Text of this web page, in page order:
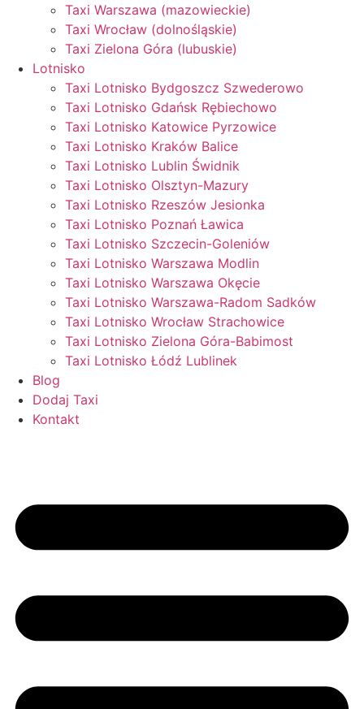
Taxi Warszawa (mazowieckie)
Taxi Wrocław (dolnośląskie)
Taxi Zielona Góra (lubuskie)
Lotnisko
Taxi Lotnisko Bydgoszcz Szwederowo
Taxi Lotnisko Gdańsk Rębiechowo
Taxi Lotnisko Katowice Pyrzowice
Taxi Lotnisko Kraków Balice
Taxi Lotnisko Lublin Świdnik
Taxi Lotnisko Olsztyn-Mazury
Taxi Lotnisko Rzeszów Jesionka
Taxi Lotnisko Poznań Ławica
Taxi Lotnisko Szczecin-Goleniów
Taxi Lotnisko Warszawa Modlin
Taxi Lotnisko Warszawa Okęcie
Taxi Lotnisko Warszawa-Radom Sadków
Taxi Lotnisko Wrocław Strachowice
Taxi Lotnisko Zielona Góra-Babimost
Taxi Lotnisko Łódź Lublinek
Blog
Dodaj Taxi
Kontakt